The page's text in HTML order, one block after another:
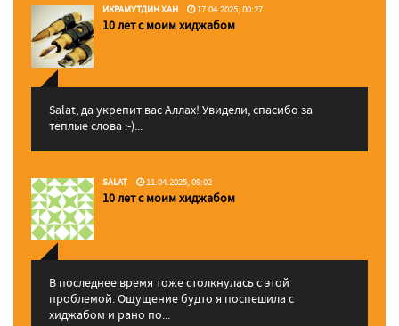
ИКРАМУТДИН ХАН 17.04.2025, 00:27
10 лет с моим хиджабом
Salat, да укрепит вас Аллаx! Увидели, спасибо за
теплые слова :-)...
SALAT 11.04.2025, 09:02
10 лет с моим хиджабом
В последнее время тоже столкнулась с этой
проблемой. Ощущение будто я поспешила с
хиджабом и рано по...